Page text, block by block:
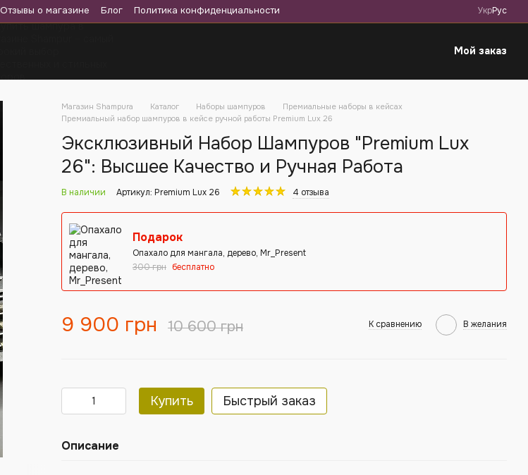
Отзывы о магазине Блог Политика конфиденциальности УкрРус
Мой заказ
Магазин Shampura Каталог Наборы шампуров
Премиальные наборы в кейсах
Премиальный набор шампуров в кейсе ручной работы Premium Lux 26
Эксклюзивный Набор Шампуров "Premium Lux
26": Высшее Качество и Ручная Работа
В наличии Артикул: Premium Lux 26 4 отзыва
Подарок
Опахало для мангала, дерево, Mr_Present
300 грн бесплатно
9 900 грн 10 600 грн К сравнению В желания
Купить Быстрый заказ
Описание